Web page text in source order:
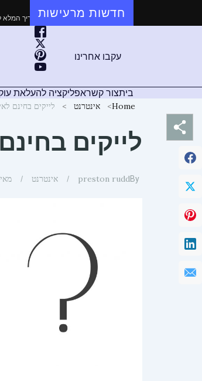
חדשות מרעישות
מקיף: כל מה שצריך לדעת על התקנת שלטים מקצועית מקצוענים
עקבו אחרינו
ביתצור קשראפליקציה להעלאת
Home אינטרנט לייקים בחינם
לייקים
By
preston rudd אינטרנט מאי 24, 2017